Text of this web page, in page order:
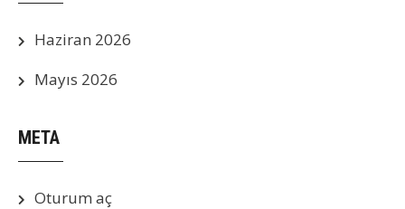
Haziran 2026
Mayıs 2026
META
Oturum aç